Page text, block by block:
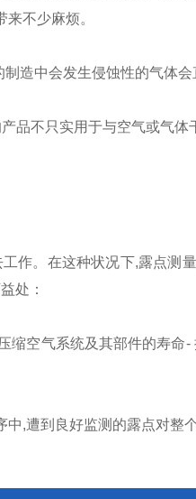
不少麻烦。
造中会发生侵蚀性的气体会
品不只实用于与空气或气
作。在这种状况下,露点测
处：
空气系统及其部件的寿命
,遭到良好监测的露点对整